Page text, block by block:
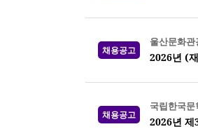
채용공고
울산문화관
2026년 (
채용공고
국립한국문
2026년 제